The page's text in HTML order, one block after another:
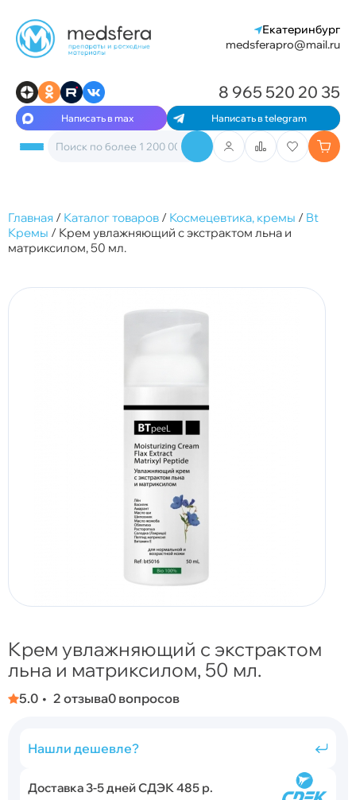
Екатеринбург
medsferapro@mail.ru
Написать в max Написать в telegram
8 965 520 20 35
Главная / Каталог товаров / Космецевтика, кремы / Bt
Кремы / Крем увлажняющий с экстрактом льна и
матриксилом, 50 мл.
Крем увлажняющий с экстрактом
льна и матриксилом, 50 мл.
5.0 2 отзыва0 вопросов
Нашли дешевле?
Доставка 3-5 дней СДЭК 485 р.